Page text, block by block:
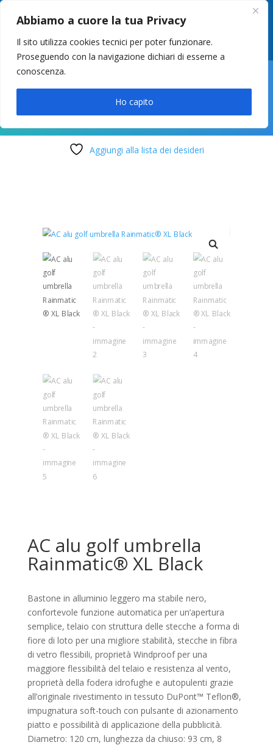
Abbiamo a cuore la tua Privacy
Il sito utilizza cookies tecnici per poter funzionare.
Proseguendo con la navigazione dichiari di esserne a
conoscenza.
Ho capito
049 8627946 –info@cstosetto.it
LUN-VEN 9-12 / 14:30-17
Aggiungi alla lista dei desideri
AC alu golf umbrella
Rainmatic® XL Black
Bastone in alluminio leggero ma stabile nero,
confortevole funzione automatica per un’apertura
semplice, telaio con struttura delle stecche a forma di
fiore di loto per una migliore stabilità, stecche in fibra
di vetro flessibili, proprietà Windproof per una
maggiore flessibilità del telaio e resistenza al vento,
proprietà della fodera idrofughe e autopulenti grazie
all’originale rivestimento in tessuto DuPont™ Teflon®,
impugnatura soft-touch con pulsante di azionamento
piatto e possibilità di applicazione della pubblicità.
Diametro: 120 cm, lunghezza da chiuso: 93 cm, 8